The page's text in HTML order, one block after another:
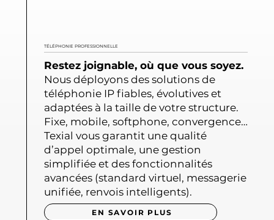
TÉLÉPHONIE PROFESSIONNELLE
Restez joignable, où que vous soyez.
Nous déployons des solutions de
téléphonie IP fiables, évolutives et
adaptées à la taille de votre structure.
Fixe, mobile, softphone, convergence…
Texial vous garantit une qualité
d’appel optimale, une gestion
simplifiée et des fonctionnalités
avancées (standard virtuel, messagerie
unifiée, renvois intelligents).
EN SAVOIR PLUS